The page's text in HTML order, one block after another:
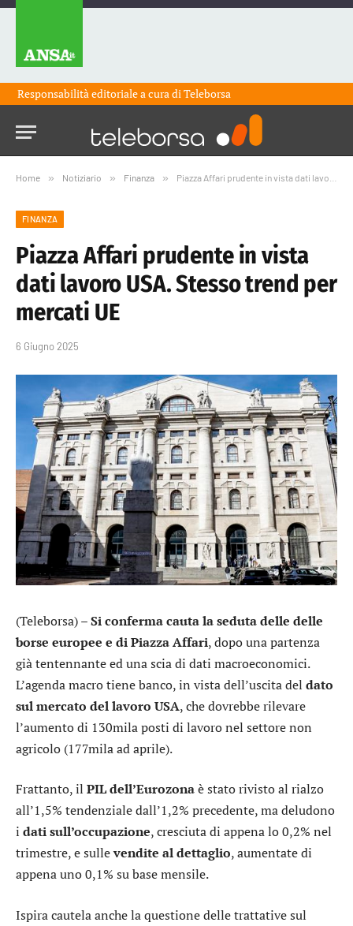
Responsabilità editoriale a cura diTeleborsa
Home » Notiziario » Finanza » Piazza Affari prudente in vista dati lavoro USA. Stesso trend per mercati UE
FINANZA
Piazza Affari prudente in vista
dati lavoro USA. Stesso trend per
mercati UE
6 Giugno 2025
(Teleborsa) –Si conferma cauta la seduta delle delle
borse europee e di Piazza Affari, dopo una partenza
già tentennante ed una scia di dati macroeconomici.
L’agenda macro tiene banco, in vista dell’uscita del dato
sul mercato del lavoro USA, che dovrebbe rilevare
l’aumento di 130mila posti di lavoro nel settore non
agricolo (177mila ad aprile).
Frattanto, il PIL dell’Eurozonaè stato rivisto al rialzo
all’1,5% tendenziale dall’1,2% precedente, ma deludono
i dati sull’occupazione, cresciuta di appena lo 0,2% nel
trimestre, e sullevendite al dettaglio, aumentate di
appena uno 0,1% su base mensile.
Ispira cautela anche la questione delle trattative sul